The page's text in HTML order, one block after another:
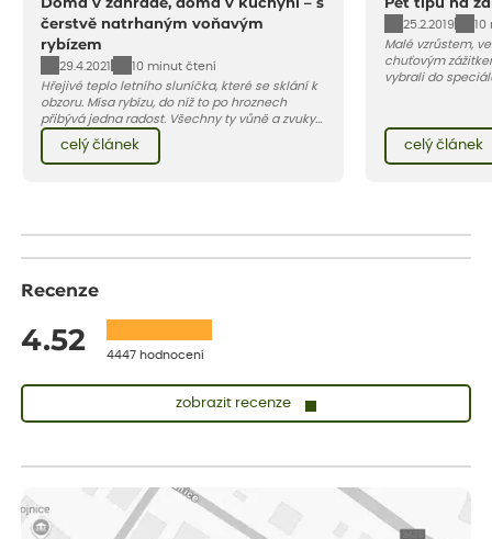
Doma v zahradě, doma v kuchyni – s
čerstvě natrhaným voňavým
rybízem
29.4.2021
10 minut čtení
Hřejivé teplo letního sluníčka, které se sklání k
obzoru. Mísa rybízu, do níž to po hroznech
přibývá jedna radost. Všechny ty vůně a zvuky
červencové zahrady. Sklizeň rybízu do kuchyně
vnese neuvěřitelný klid a radost. A taky trochu
bezstarostnosti dětství při mlsání babiččina
celý článek
Pět tipů na
25.2.2019
10
Malé vzrůstem,
chuťovým
vybrali do
u většiny
příštím roce.
celý článek
Recenze
4.52 4447 hodnocení
zobrazit recenze
vše v naprostém pořádku